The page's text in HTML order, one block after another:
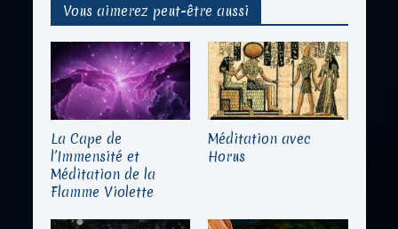
Vous aimerez peut-être aussi
La Cape de
l’Immensité et
Méditation de la
Flamme Violette
Méditation avec
Horus